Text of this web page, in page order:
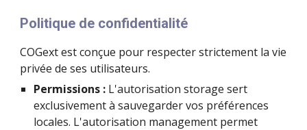
Politique de confidentialité
COGext est conçue pour respecter strictement la vie
privée de ses utilisateurs.
Permissions : L'autorisation storage sert
exclusivement à sauvegarder vos préférences
locales. L'autorisation management permet